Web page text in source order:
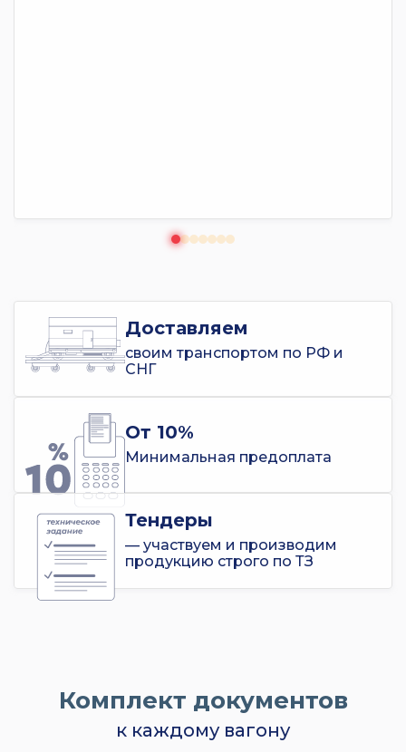
Доставляем
своим транспортом по РФ и
СНГ
От 10%
Минимальная предоплата
Тендеры
— участвуем и производим
продукцию строго по ТЗ
Комплект документов
к каждому вагону